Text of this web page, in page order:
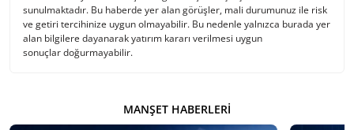
sunulmaktadır. Bu haberde yer alan görüşler, mali durumunuz ile risk
ve getiri tercihinize uygun olmayabilir. Bu nedenle yalnızca burada yer
alan bilgilere dayanarak yatırım kararı verilmesi uygun
sonuçlar doğurmayabilir.
MANŞET HABERLERI